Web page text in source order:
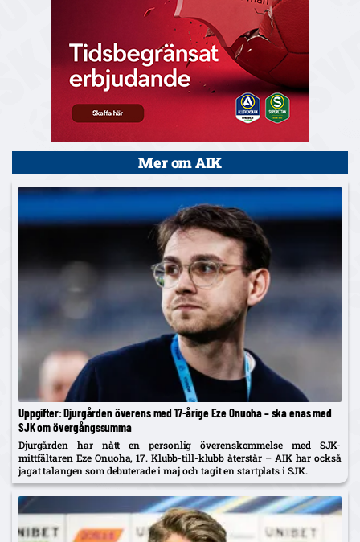
Mer om AIK
Uppgifter: Djurgården överens med 17-årige Eze Onuoha – ska enas med
SJK om övergångssumma
Djurgården har nått en personlig överenskommelse med SJK-
mittfältaren Eze Onuoha, 17. Klubb-till-klubb återstår – AIK har också
jagat talangen som debuterade i maj och tagit en startplats i SJK.